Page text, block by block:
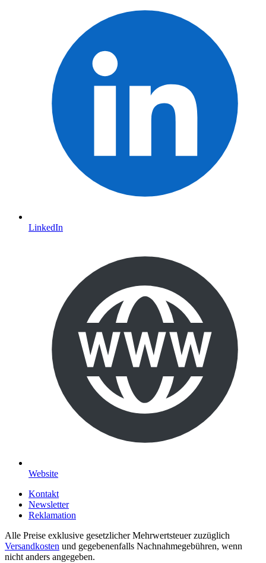
LinkedIn
Website
Kontakt
Newsletter
Reklamation
Alle Preise exklusive gesetzlicher Mehrwertsteuer zuzüglich
Versandkosten und gegebenenfalls Nachnahmegebühren, wenn
nicht anders angegeben.